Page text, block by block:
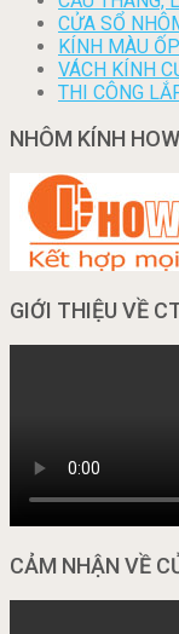
CỬA SỔ
KÍNH MÀU
VÁCH KÍNH
THI CÔNG
NHÔM KÍNH
GIỚI THIỆU VỀ
CẢM NHẬN VỀ